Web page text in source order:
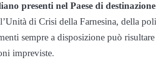
presenti nel Paese di destinazione
di Crisi della Farnesina, della
sempre a disposizione può
impreviste.